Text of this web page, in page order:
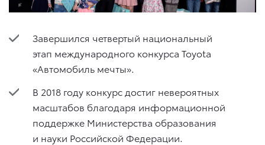
Завершился четвертый национальный
этап международного конкурса Toyota
«Автомобиль мечты».
В 2018 году конкурс достиг невероятных
масштабов благодаря информационной
поддержке Министерства образования
и науки Российской Федерации.